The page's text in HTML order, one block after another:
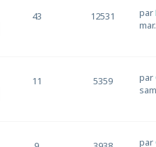
43 12531 par
11 5359 par
par